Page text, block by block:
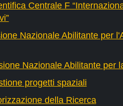
Centrale F
Nazionale Abilitante per
Nazionale Abilitante per
progetti spaziali
della Ricerca